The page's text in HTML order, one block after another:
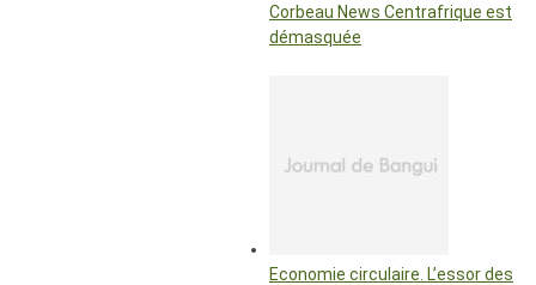
Corbeau News Centrafrique est
démasquée
Economie circulaire. L’essor des